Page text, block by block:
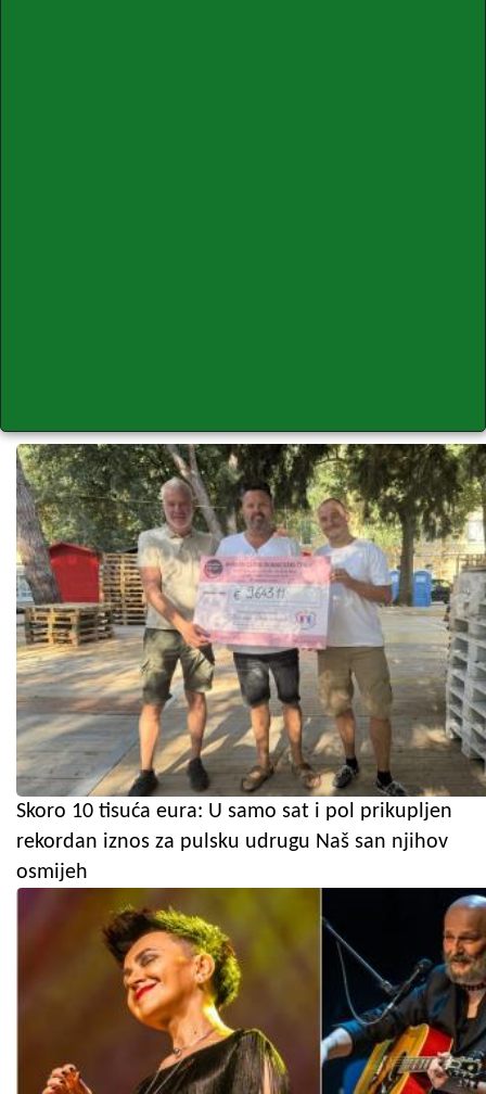
Skoro 10 tisuća eura: U samo sat i pol prikupljen
rekordan iznos za pulsku udrugu Naš san njihov
osmijeh